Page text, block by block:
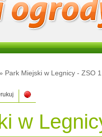
Park Miejski w Legnicy - ZSO 1
w